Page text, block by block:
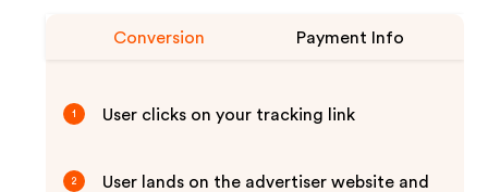
Conversion Payment Info
1 User clicks on your tracking link
2
User lands on the advertiser website and